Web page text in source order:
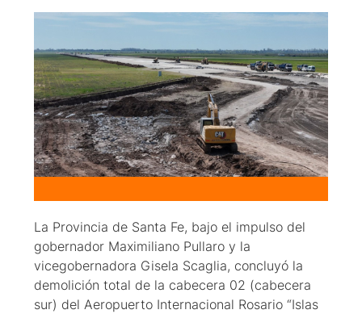
La Provincia de Santa Fe, bajo el impulso del
gobernador Maximiliano Pullaro y la
vicegobernadora Gisela Scaglia, concluyó la
demolición total de la cabecera 02 (cabecera
sur) del Aeropuerto Internacional Rosario “Islas